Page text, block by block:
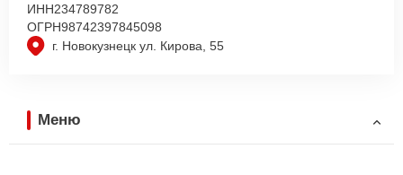
г. Новокузнецк ул. Кирова, 55
ИНН234789782
ОГРН98742397845098
Меню